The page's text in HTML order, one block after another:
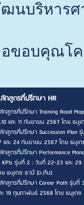
นบริหารศ
ขอบคุณโค
กสูตรที่ปรึกษา HR
กสูตรที่ปรึกษา Training Road
และ 11 กันยายน 2567 โดย ธนุ
กสูตรที่ปรึกษา Succession Plan
และ 24 กันยายน 2567 โดย ธนุเ
กสูตรที่ปรึกษา Performance
KPIs รุ่นที่ 2 : วันที่ 22-23 และ
ย ธนุเดช ธานี (อ.ต้น)
กสูตรที่ปรึกษา Career Path รุ่นที่
ะ 19 กุมภาพันธ์ 2568 โดย ธนุเด